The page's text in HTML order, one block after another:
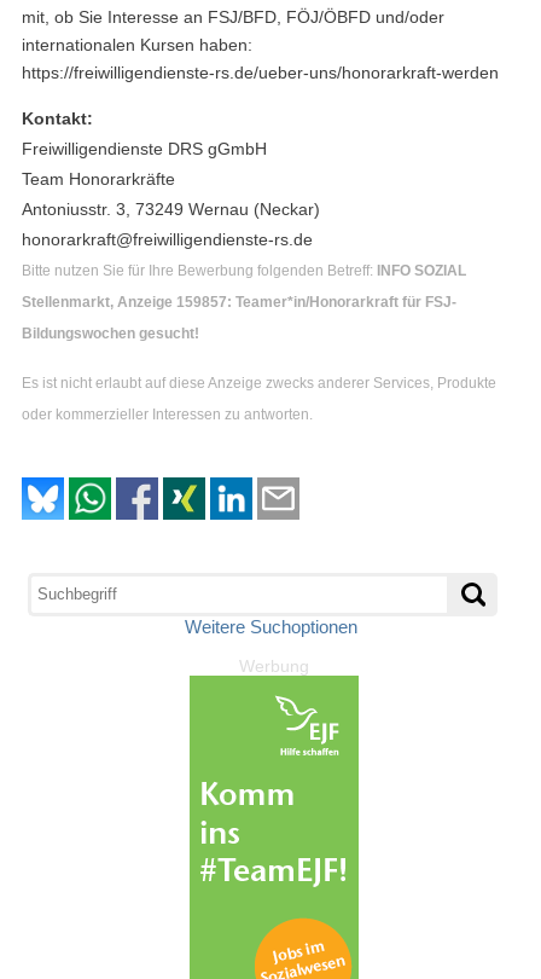
mit, ob Sie Interesse an FSJ/BFD, FÖJ/ÖBFD und/oder
internationalen Kursen haben:
https://freiwilligendienste-rs.de/ueber-uns/honorarkraft-werden
Kontakt:
Freiwilligendienste DRS gGmbH
Team Honorarkräfte
Antoniusstr. 3, 73249 Wernau (Neckar)
honorarkraft@freiwilligendienste-rs.de
Bitte nutzen Sie für Ihre Bewerbung folgenden Betreff:
INFO SOZIAL
Stellenmarkt, Anzeige 159857: Teamer*in/Honorarkraft für FSJ-
Bildungswochen gesucht!
Es ist nicht erlaubt auf diese Anzeige zwecks anderer Services, Produkte
oder kommerzieller Interessen zu antworten.
Weitere Suchoptionen
Werbung